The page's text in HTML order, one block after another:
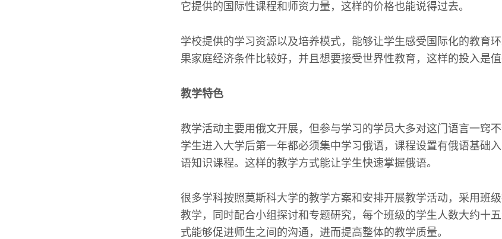
它提供的国际性课程和师资力量，这样的价格也能说得过去。
学校提供的学习资源以及培养模式，能够让学生感受国际化的教育
果家庭经济条件比较好，并且想要接受世界性教育，这样的投入是值
教学特色
教学活动主要用俄文开展，但参与学习的学员大多对这门语言一窍
学生进入大学后第一年都必须集中学习俄语，课程设置有俄语基础
语知识课程。这样的教学方式能让学生快速掌握俄语。
很多学科按照莫斯科大学的教学方案和安排开展教学活动，采用班
教学，同时配合小组探讨和专题研究，每个班级的学生人数大约十
式能够促进师生之间的沟通，进而提高整体的教学质量。